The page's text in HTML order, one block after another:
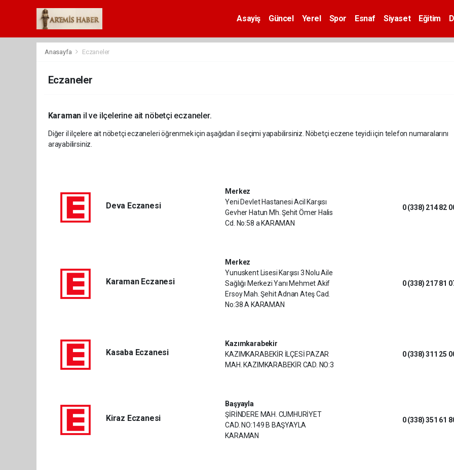
Asayiş Güncel Yerel Spor Esnaf Siyaset Eğitim
Anasayfa Eczaneler
Eczaneler
Karaman il ve ilçelerine ait nöbetçi eczaneler.
Diğer il ilçelere ait nöbetçi eczaneleri öğrenmek için aşağıdan il seçimi yapabilirsiniz. Nöbetçi eczene teyidi için telefon numaralarını
arayabilirsiniz.
Deva Eczanesi
Merkez
Yeni Devlet Hastanesi Acil Karşısı
Gevher Hatun Mh. Şehit Ömer Halis
Cd. No:58 a KARAMAN
0 (338) 214 82
Karaman Eczanesi
Merkez
Yunuskent Lisesi Karşısı 3 Nolu Aile
Sağlığı Merkezi Yanı Mehmet Akif
Ersoy Mah. Şehit Adnan Ateş Cad.
No:38 A KARAMAN
0 (338) 217 81
Kasaba Eczanesi
Kazımkarabekir
KAZIMKARABEKİR İLÇESİ PAZAR
MAH. KAZIMKARABEKİR CAD. NO:3
0 (338) 311 25
Kiraz Eczanesi
Başyayla
ŞİRİNDERE MAH. CUMHURİYET
CAD. NO:149 B BAŞYAYLA
KARAMAN
0 (338) 351 61